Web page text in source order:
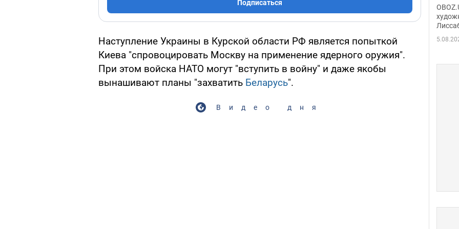
Подписаться
Наступление Украины в Курской области РФ является попыткой
Киева "спровоцировать Москву на применение ядерного оружия".
При этом войска НАТО могут "вступить в войну" и даже якобы
вынашивают планы "захватить Беларусь".
Видео дня
сына